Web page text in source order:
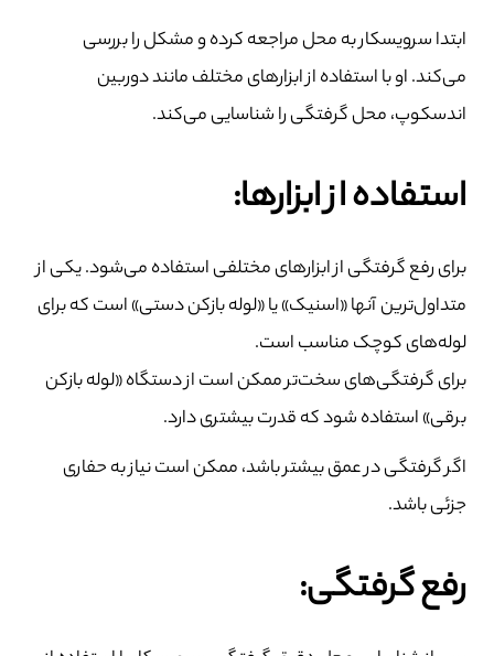
ابتدا سرویسکار به محل مراجعه کرده و مشکل را بررسی
می‌کند. او با استفاده از ابزارهای مختلف مانند دوربین
اندسکوپ، محل گرفتگی را شناسایی می‌کند.
استفاده از ابزارها:
برای رفع گرفتگی از ابزارهای مختلفی استفاده می‌شود. یکی از
متداول‌ترین آنها «اسنیک» یا «لوله بازکن دستی» است که برای
لوله‌های کوچک مناسب است.
برای گرفتگی‌های سخت‌تر ممکن است از دستگاه «لوله بازکن
برقی» استفاده شود که قدرت بیشتری دارد.
اگر گرفتگی در عمق بیشتر باشد، ممکن است نیاز به حفاری
جزئی باشد.
رفع گرفتگی: